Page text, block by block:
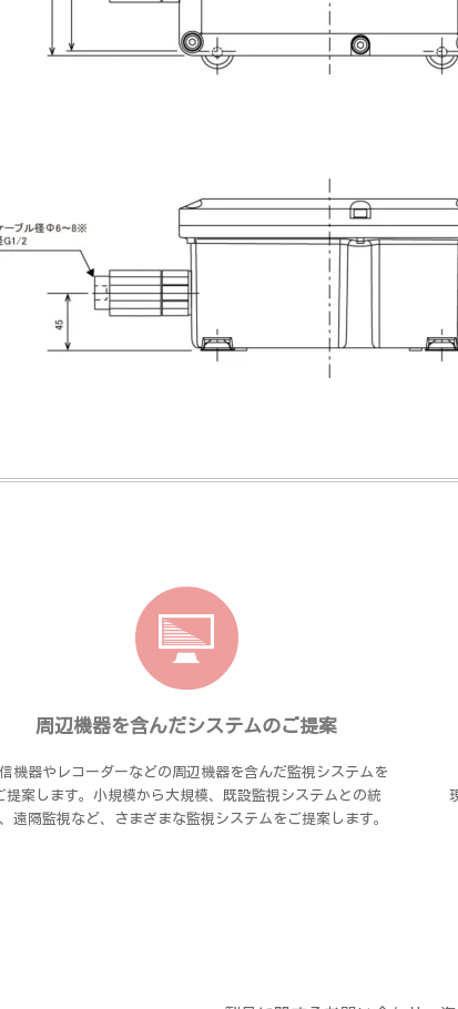
周辺機器を含んだシステムのご提案
機器やレコーダーなどの周辺機器を含んだ監視システムを
提案します。小規模から大規模、既設監視システムとの統
遠隔監視など、さまざまな監視システムをご提案します。